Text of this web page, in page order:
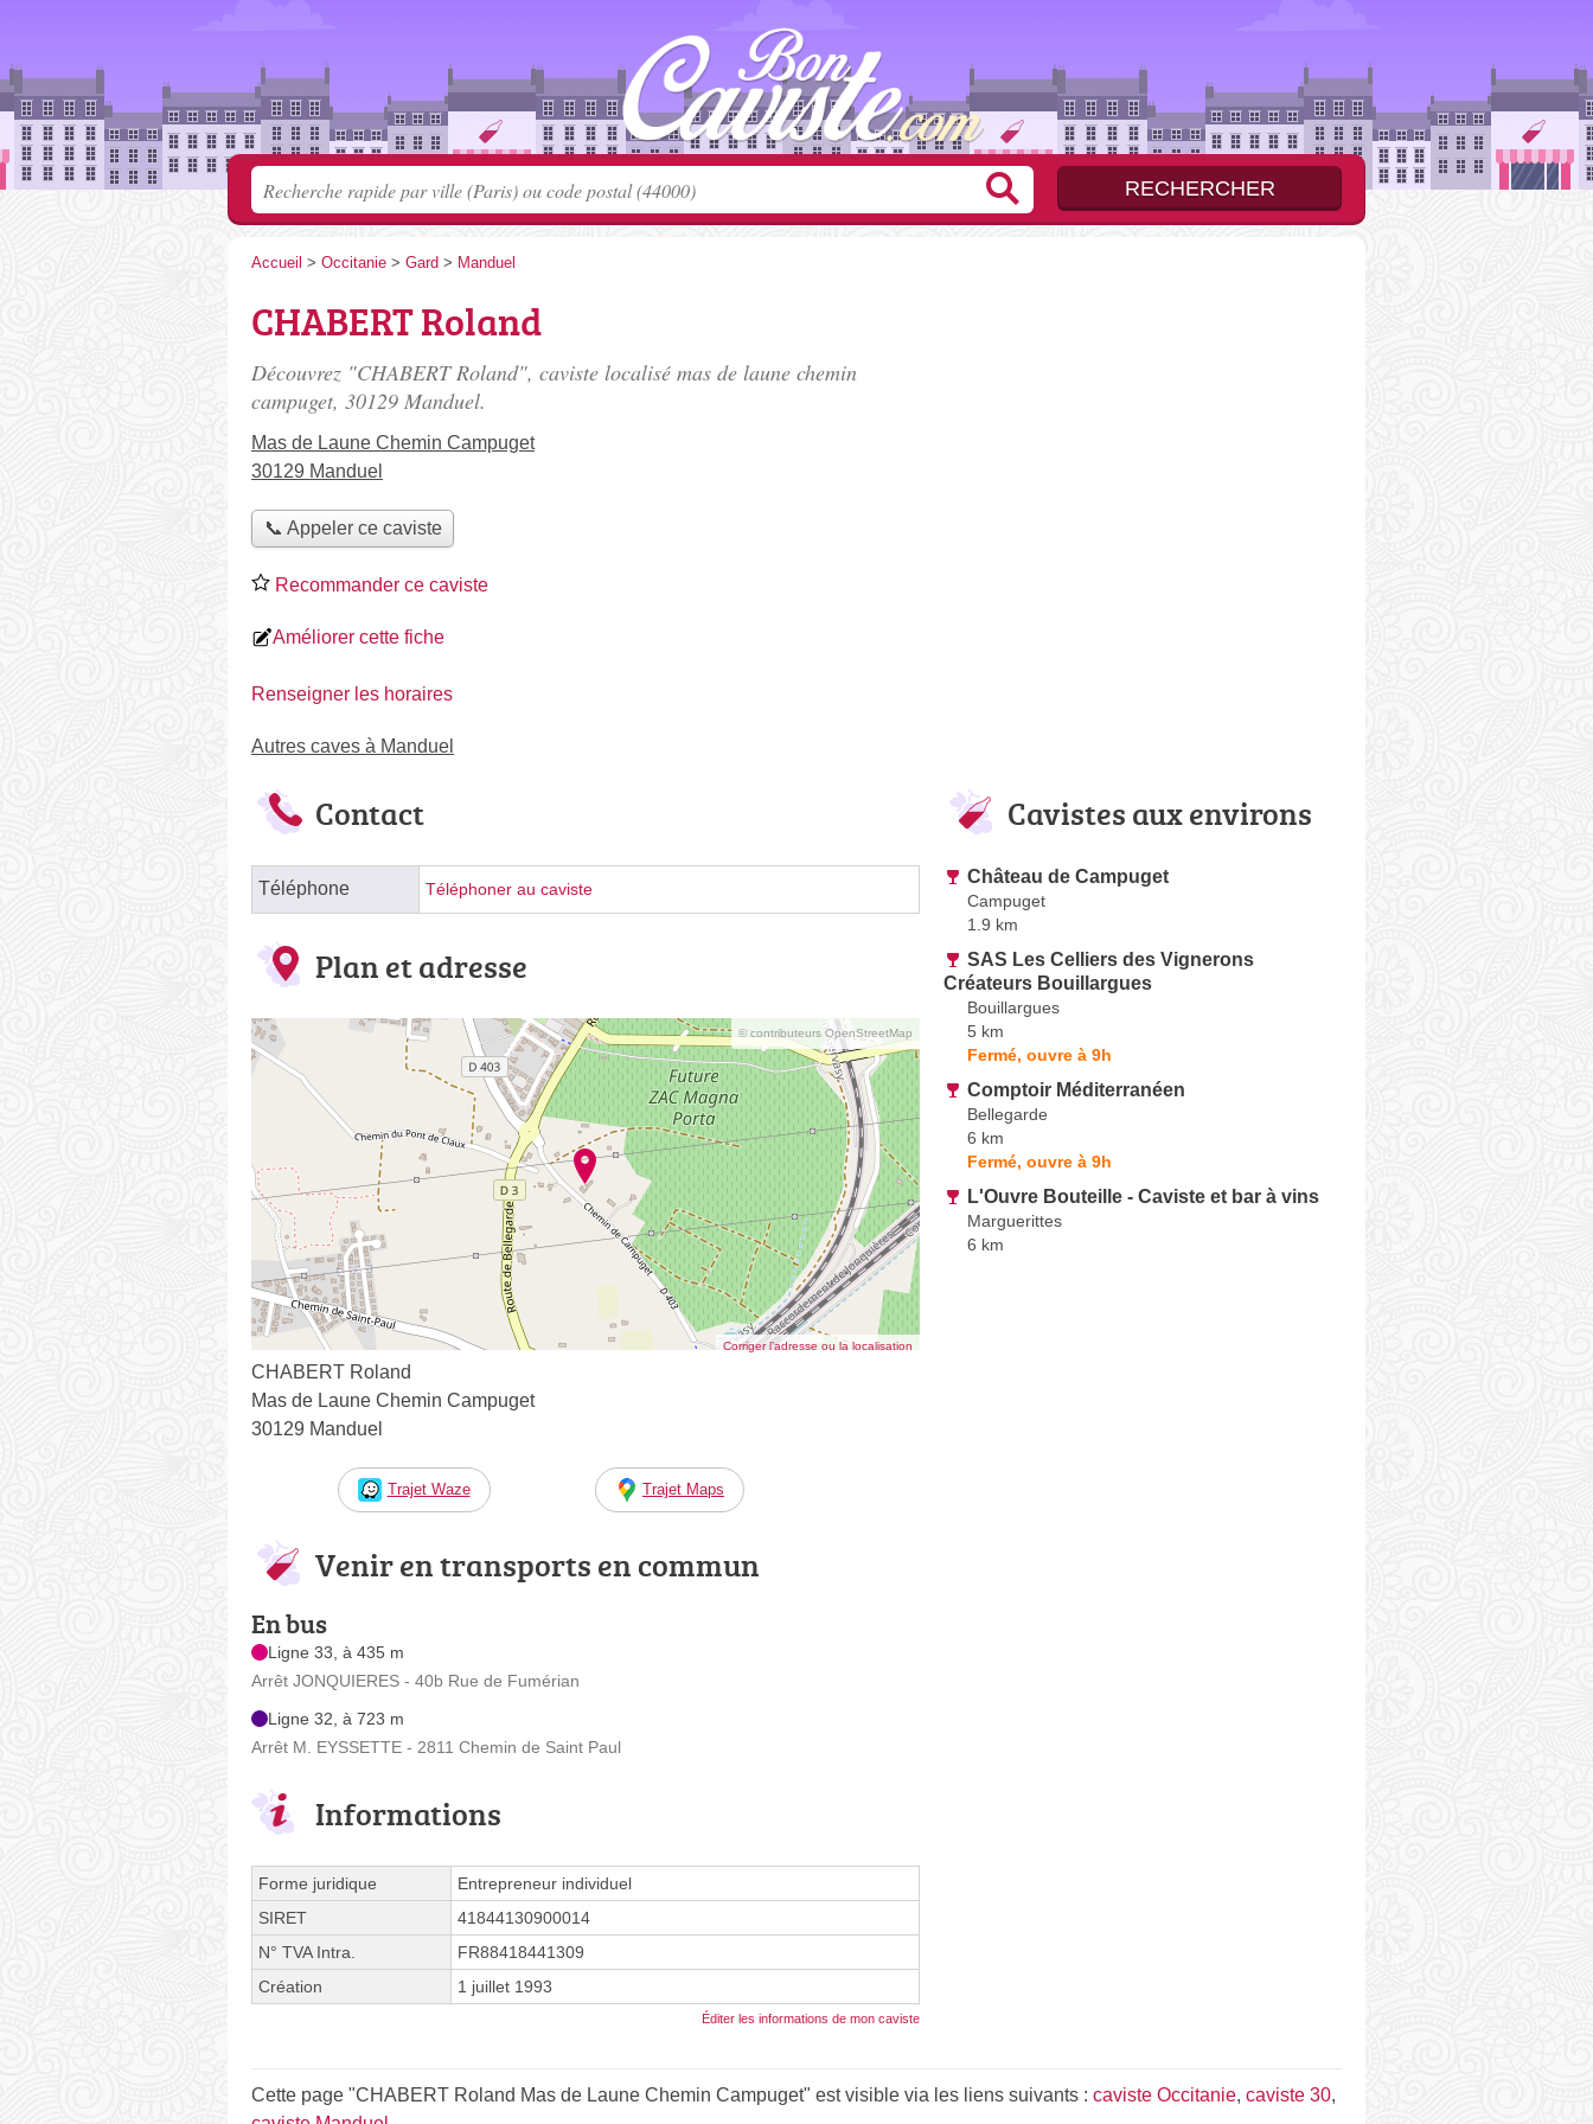
Accueil > Occitanie > Gard > Manduel
CHABERT Roland
Découvrez "CHABERT Roland", caviste localisé mas de laune chemin
campuget, 30129 Manduel.
Mas de Laune Chemin Campuget
30129 Manduel
📞 Appeler ce caviste
Recommander ce caviste
Améliorer cette fiche
Renseigner les horaires
Autres caves à Manduel
Contact
Téléphone Téléphoner au caviste
Plan et adresse
© contributeurs OpenStreetMap
Corriger l’adresse ou la localisation
CHABERT Roland
Mas de Laune Chemin Campuget
30129 Manduel
Trajet Waze Trajet Maps
Venir en transports en commun
En bus
Ligne 33, à 435 m
Arrêt JONQUIERES - 40b Rue de Fumérian
Ligne 32, à 723 m
Arrêt M. EYSSETTE - 2811 Chemin de Saint Paul
Informations
Forme juridique
Entrepreneur individuel
SIRET
41844130900014
N° TVA Intra.
FR88418441309
Création
1 juillet 1993
Éditer les informations de mon caviste
Cavistes aux environs
Château de Campuget
Campuget
1.9 km
SAS Les Celliers des Vignerons
Créateurs Bouillargues
Bouillargues
5 km
Fermé, ouvre à 9h
Comptoir Méditerranéen
Bellegarde
6 km
Fermé, ouvre à 9h
L'Ouvre Bouteille - Caviste et bar à vins
Marguerittes
6 km
Cette page "CHABERT Roland Mas de Laune Chemin Campuget" est visible via les liens suivants : caviste Occitanie, caviste 30,